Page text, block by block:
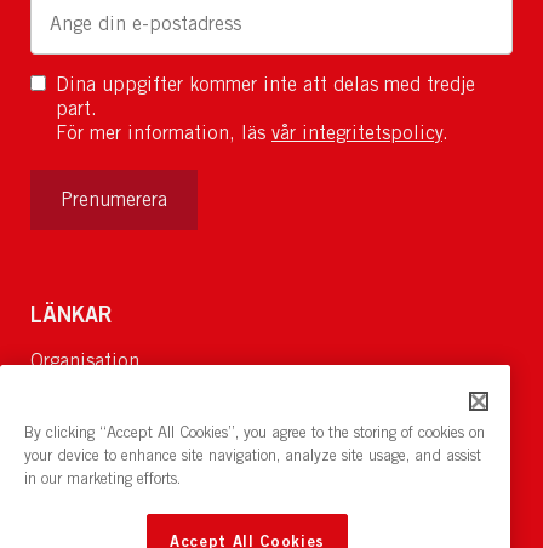
Dina uppgifter kommer inte att delas med tredje
part.
För mer information, läs vår integritetspolicy.
Prenumerera
LÄNKAR
Organisation
Lediga jobb
Nyheter och pressrum
Restaurang och konferens: cirkelnstockholm.se
By clicking “Accept All Cookies”, you agree to the storing of cookies on
your device to enhance site navigation, analyze site usage, and assist
in our marketing efforts.
Accept All Cookies